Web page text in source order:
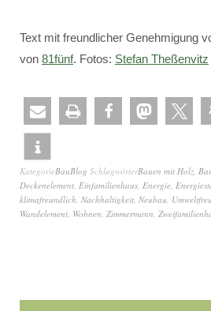
Text mit freundlicher Genehmigung
von 81fünf. Fotos: Stefan Theßenvitz
KategorieBauBlog SchlagwörterBauen mit Holz,
Deckenelement, Einfamilienhaus, Energie,
klimafreundlich, Nachhaltigkeit, Neubau,
Wandelement, Wohnen, Zimmermann,